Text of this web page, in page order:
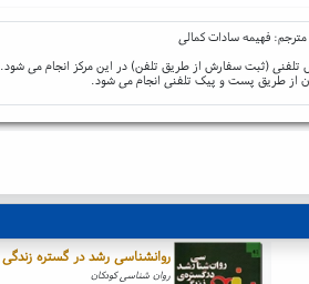
فهیمه سادات کمالی
تلفنی (ثبت سفارش از طریق تلفن) در این مرکز انجام می شود.
از طریق پست و پیک تلفنی انجام می شود.
روانشناسی رشد در گستره زندگی
روان شناسی کودکان